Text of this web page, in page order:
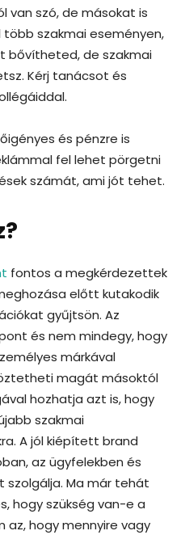
van szó, de másokat is
szakmai eseményen,
bővítheted, de szakmai
Kérj tanácsot és
és pénzre is
fel lehet pörgetni
számát, ami jót tehet.
fontos a megkérdezettek
előtt kutakodik
gyűjtsön. Az
és nem mindegy, hogy
márkával
magát másoktól
hozhatja azt is, hogy
szakmai
A jól kiépített brand
az ügyfelekben és
szolgálja. Ma már tehát
hogy szükség van-e a
az, hogy mennyire vagy